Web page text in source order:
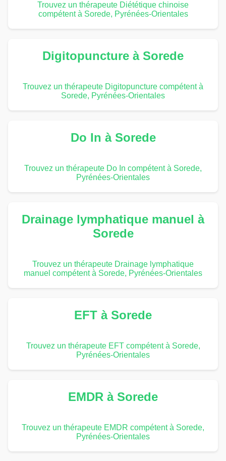
Trouvez un thérapeute Diététique chinoise
compétent à Sorede, Pyrénées-Orientales
Digitopuncture à Sorede
Trouvez un thérapeute Digitopuncture compétent à
Sorede, Pyrénées-Orientales
Do In à Sorede
Trouvez un thérapeute Do In compétent à Sorede,
Pyrénées-Orientales
Drainage lymphatique manuel à
Sorede
Trouvez un thérapeute Drainage lymphatique
manuel compétent à Sorede, Pyrénées-Orientales
EFT à Sorede
Trouvez un thérapeute EFT compétent à Sorede,
Pyrénées-Orientales
EMDR à Sorede
Trouvez un thérapeute EMDR compétent à Sorede,
Pyrénées-Orientales